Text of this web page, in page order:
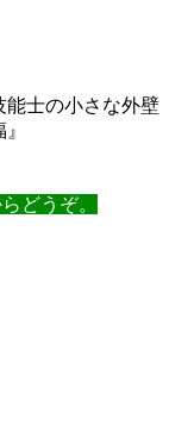
士の小さな外壁
どうぞ。